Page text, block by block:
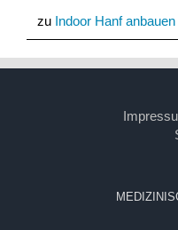
zu Indoor Hanf